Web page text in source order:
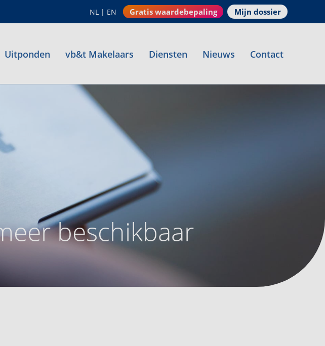
NL | EN Gratis waardebepaling Mijn dossier
Uitponden vb&t Makelaars Diensten Nieuws Contact
beschikbaar